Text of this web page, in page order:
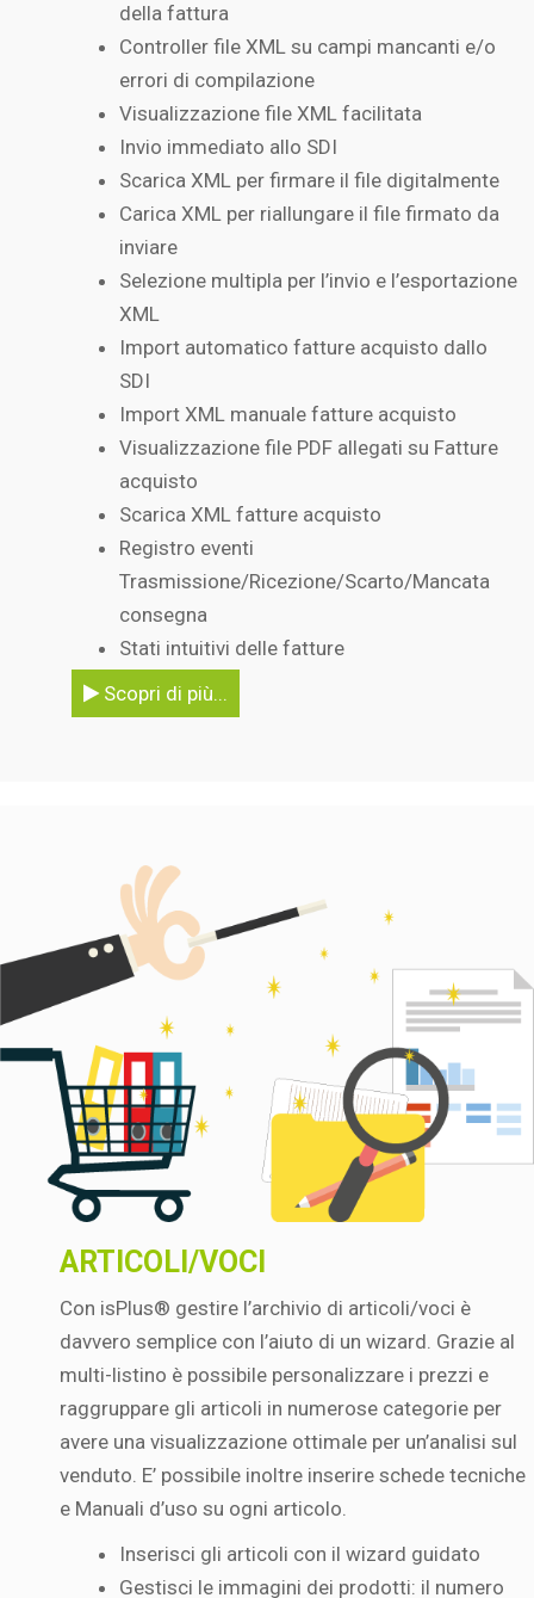
della fattura
Controller file XML su campi mancanti e/o
errori di compilazione
Visualizzazione file XML facilitata
Invio immediato allo SDI
Scarica XML per firmare il file digitalmente
Carica XML per riallungare il file firmato da
inviare
Selezione multipla per l’invio e l’esportazione
XML
Import automatico fatture acquisto dallo
SDI
Import XML manuale fatture acquisto
Visualizzazione file PDF allegati su Fatture
acquisto
Scarica XML fatture acquisto
Registro eventi
Trasmissione/Ricezione/Scarto/Mancata
consegna
Stati intuitivi delle fatture
Scopri di più...
ARTICOLI/VOCI
Con isPlus® gestire l’archivio di articoli/voci è
davvero semplice con l’aiuto di un wizard. Grazie al
multi-listino è possibile personalizzare i prezzi e
raggruppare gli articoli in numerose categorie per
avere una visualizzazione ottimale per un’analisi sul
venduto. E’ possibile inoltre inserire schede tecniche
e Manuali d’uso su ogni articolo.
Inserisci gli articoli con il wizard guidato
Gestisci le immagini dei prodotti: il numero